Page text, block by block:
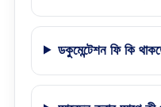
ডকুমেন্টেশন ফি কি